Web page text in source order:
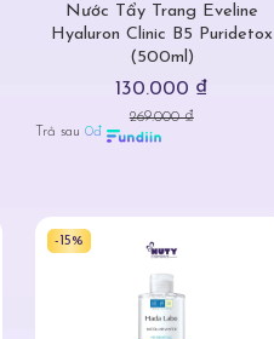
Nước Tẩy Trang Eveline
Hyaluron Clinic B5 Puridetox
(500ml)
130.000 ₫
269.000 ₫
Trả sau0đ
-15%